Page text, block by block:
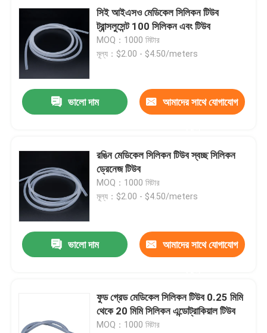
সিই আইএসও মেডিকেল সিলিকন টিউব
ট্রান্সলুসেন্ট 100 সিলিকন এবং টিউব
MOQ：1000 মিটার
মূল্য：$2.00 - $4.50/meters
ভালো দাম আমাদের সাথে যোগাযোগ
রঙিন মেডিকেল সিলিকন টিউব স্বচ্ছ সিলিকন
ড্রেনেজ টিউব
MOQ：1000 মিটার
মূল্য：$2.00 - $4.50/meters
ভালো দাম আমাদের সাথে যোগাযোগ
ফুড গ্রেড মেডিকেল সিলিকন টিউব 0.25 মিমি
থেকে 20 মিমি সিলিকন এন্ডোট্রাকিয়াল টিউব
MOQ：1000 মিটার